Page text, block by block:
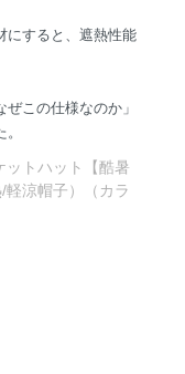
にすると、遮熱性能
この仕様なのか」
ットハット【酷暑
涼帽子）（カラ